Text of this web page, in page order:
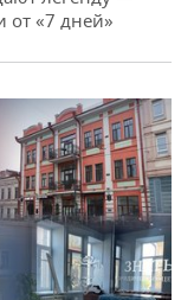
от «7 дней»